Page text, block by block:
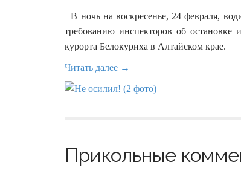
В ночь на воскресенье, 24 февраля,
требованию инспекторов об остановке
курорта Белокуриха в Алтайском крае.
Читать далее →
Прикольные